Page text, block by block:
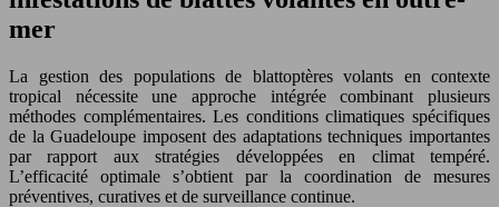
mer
La gestion des populations de blattoptères volants en contexte
tropical nécessite une approche intégrée combinant plusieurs
méthodes complémentaires. Les conditions climatiques spécifiques
de la Guadeloupe imposent des adaptations techniques importantes
par rapport aux stratégies développées en climat tempéré.
L’efficacité optimale s’obtient par la coordination de mesures
préventives, curatives et de surveillance continue.